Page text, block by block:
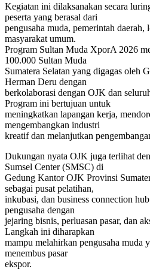
Kegiatan ini dilaksanakan secara
peserta yang berasal dari
pengusaha muda, pemerintah daerah,
masyarakat umum.
Program Sultan Muda XporA 2026
100.000 Sultan Muda
Sumatera Selatan yang digagas oleh
Herman Deru dengan
berkolaborasi dengan OJK dan
Program ini bertujuan untuk
meningkatkan lapangan kerja,
mengembangkan industri
kreatif dan melanjutkan
Dukungan nyata OJK juga terlihat
Sumsel Center (SMSC) di
Gedung Kantor OJK Provinsi
sebagai pusat pelatihan,
inkubasi, dan business connection
pengusaha dengan
jejaring bisnis, perluasan pasar, dan
Langkah ini diharapkan
mampu melahirkan pengusaha muda
menembus pasar
ekspor.